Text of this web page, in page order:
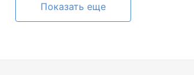
Показать еще